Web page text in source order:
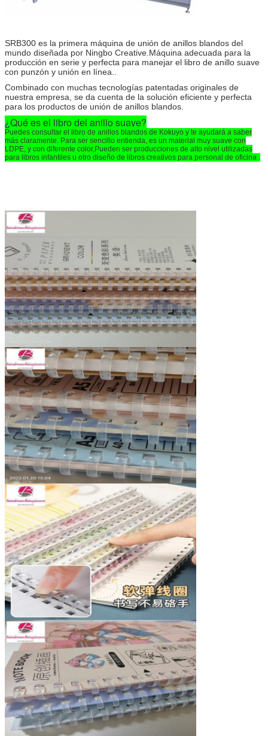
SRB300 es la primera máquina de unión de anillos blandos del
mundo diseñada por Ningbo Creative.Máquina adecuada para la
producción en serie y perfecta para manejar el libro de anillo suave
con punzón y unión en línea..
Combinado con muchas tecnologías patentadas originales de
nuestra empresa, se da cuenta de la solución eficiente y perfecta
para los productos de unión de anillos blandos.
¿Qué es el libro del anillo suave?
Puedes consultar el libro de anillos blandos de Kokuyo y te ayudará a saber
más claramente. Para ser sencillo entienda, es un material muy suave con
LDPE, y con diferente color,Pueden ser producciones de alto nivel utilizadas
para libros infantiles u otro diseño de libros creativos para personal de oficina .